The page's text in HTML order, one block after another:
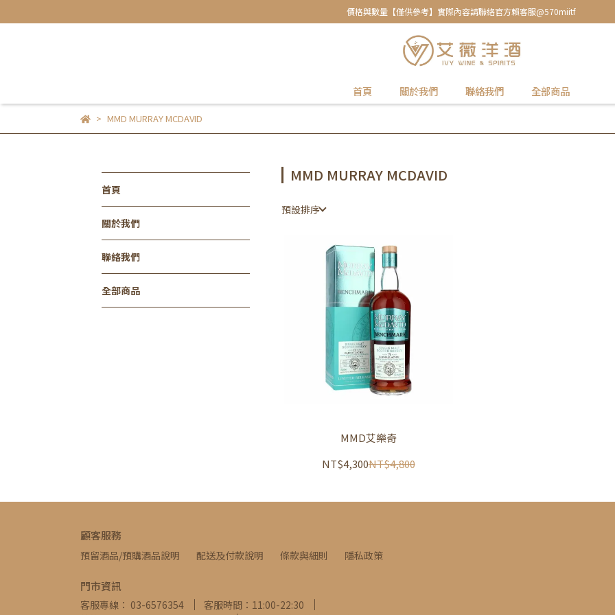
價格與數量【僅供參考】實際內容請聯絡官方賴客服@570miitf
首頁 關於我們 聯絡我們 全部商品
MMD MURRAY MCDAVID
首頁
關於我們
聯絡我們
全部商品
MMD MURRAY MCDAVID
預設排序
MMD艾樂奇
NT$4,300NT$4,800
顧客服務
預留酒品/預購酒品說明 配送及付款說明 條款與細則 隱私政策
門市資訊
客服專線： 03-6576354
客服時間：11:00-22:30